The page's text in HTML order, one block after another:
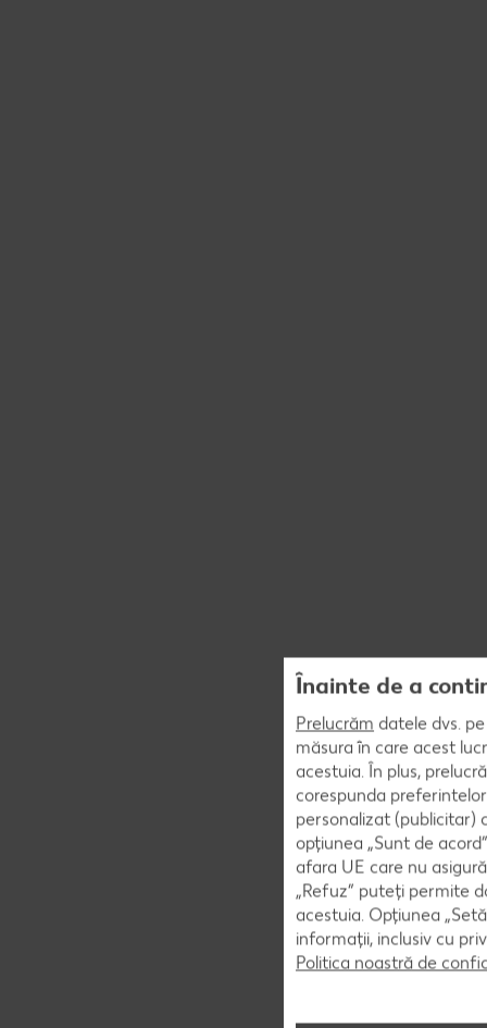
Înainte de a
Prelucrăm datele dvs.
măsura în care acest
acestuia. În plus,
corespunda
personalizat (publicitar)
opțiunea „Sunt de
afara UE care nu
„Refuz” puteți permite
acestuia. Opțiunea
informații, inclusiv cu
Politica noastră de